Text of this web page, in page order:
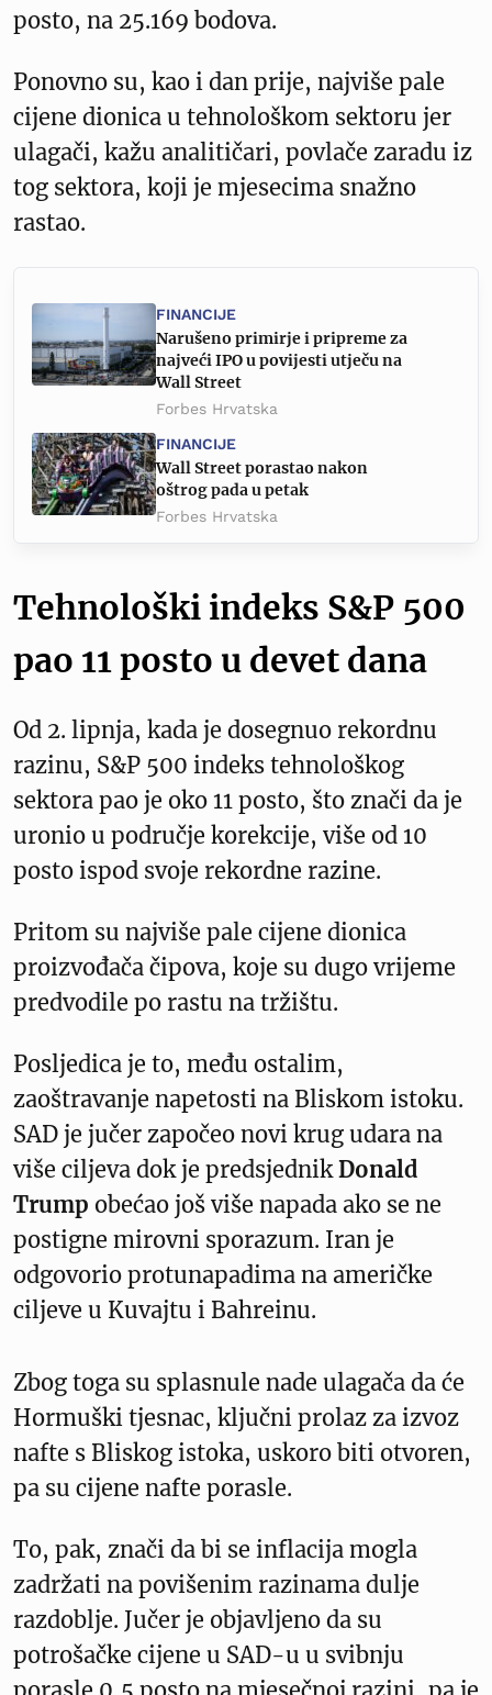
posto, na 25.169 bodova.
Ponovno su, kao i dan prije, najviše pale
cijene dionica u tehnološkom sektoru jer
ulagači, kažu analitičari, povlače zaradu iz
tog sektora, koji je mjesecima snažno
rastao.
FINANCIJE
Narušeno primirje i pripreme za
najveći IPO u povijesti utječu na
Wall Street
Forbes Hrvatska
FINANCIJE
Wall Street porastao nakon
oštrog pada u petak
Forbes Hrvatska
Tehnološki indeks S&P 500
pao 11 posto u devet dana
Od 2. lipnja, kada je dosegnuo rekordnu
razinu, S&P 500 indeks tehnološkog
sektora pao je oko 11 posto, što znači da je
uronio u područje korekcije, više od 10
posto ispod svoje rekordne razine.
Pritom su najviše pale cijene dionica
proizvođača čipova, koje su dugo vrijeme
predvodile po rastu na tržištu.
Posljedica je to, među ostalim,
zaoštravanje napetosti na Bliskom istoku.
SAD je jučer započeo novi krug udara na
više ciljeva dok je predsjednik Donald
Trump obećao još više napada ako se ne
postigne mirovni sporazum. Iran je
odgovorio protunapadima na američke
ciljeve u Kuvajtu i Bahreinu.
Zbog toga su splasnule nade ulagača da će
Hormuški tjesnac, ključni prolaz za izvoz
nafte s Bliskog istoka, uskoro biti otvoren,
pa su cijene nafte porasle.
To, pak, znači da bi se inflacija mogla
zadržati na povišenim razinama dulje
razdoblje. Jučer je objavljeno da su
potrošačke cijene u SAD-u u svibnju